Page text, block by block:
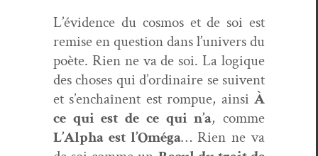
L’évidence du cos­mos et de soi est
remise en ques­tion dans l’univers du
poète. Rien ne va de soi. La logique
des choses qui d’ordinaire se suiv­ent
et s’enchaînent est rompue, ain­si À
ce qui est de ce qui n’a, comme
L’Alpha est l’Oméga… Rien ne va